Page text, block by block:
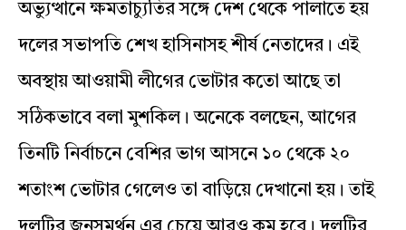
অভ্যুত্থানে ক্ষমতাচ্যুতির সঙ্গে দেশ থেকে পালাতে হয়
দলের সভাপতি শেখ হাসিনাসহ শীর্ষ নেতাদের। এই
অবস্থায় আওয়ামী লীগের ভোটার কতো আছে তা
সঠিকভাবে বলা মুশকিল। অনেকে বলছেন, আগের
তিনটি নির্বাচনে বেশির ভাগ আসনে ১০ থেকে ২০
শতাংশ ভোটার গেলেও তা বাড়িয়ে দেখানো হয়। তাই